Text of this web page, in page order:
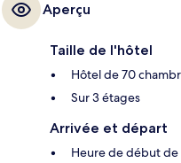
Aperçu
Taille de l'hôtel
Hôtel de 70
Sur 3 étages
Arrivée et départ
Heure de début